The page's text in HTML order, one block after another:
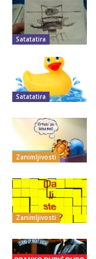
Satatatira
Satatatira
Zanimljivosti
Zanimljivosti